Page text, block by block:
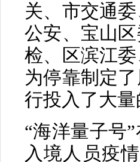
关、市交通
公安、宝山
检、区滨江
为停靠制定
行投入了大量
“海洋量子号
入境人员疫